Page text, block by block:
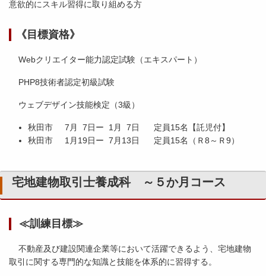
意欲的にスキル習得に取り組める方
《目標資格》
Webクリエイター能力認定試験（エキスパート）
PHP8技術者認定初級試験
ウェブデザイン技能検定（3級）
秋田市 7月 7日ー 1月 7日 定員15名【託児付】
秋田市 1月19日ー 7月13日 定員15名（Ｒ8～Ｒ9）
宅地建物取引士養成科 ～５か月コース
≪訓練目標≫
不動産及び建設関連企業等において活躍できるよう、宅地建物
取引に関する専門的な知識と技能を体系的に習得する。